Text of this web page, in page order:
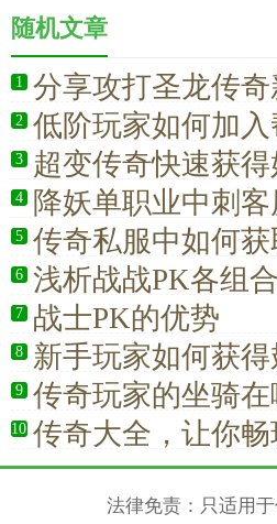
随机文章
1 分享攻打圣龙传
2 低阶玩家如何加入
3 超变传奇快速获
4 降妖单职业中刺
5 传奇私服中如何
6 浅析战战PK各组
7 战士PK的优势
8 新手玩家如何获得
9 传奇玩家的坐骑
10 传奇大全，让你
法律免责：只适用